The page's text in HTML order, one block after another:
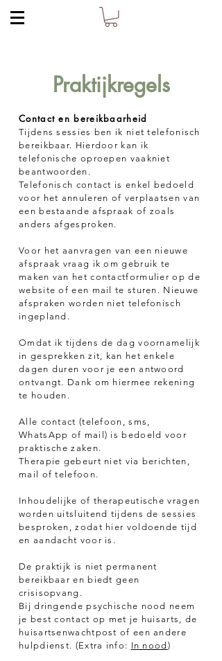
Praktijkregels
Contact en bereikbaarheid
Tijdens sessies ben ik niet telefonisch
bereikbaar. Hierdoor kan ik
telefonische oproepen vaakniet
beantwoorden.
Telefonisch contact is enkel bedoeld
voor het annuleren of verplaatsen van
een bestaande afspraak of zoals
anders afgesproken.
Voor het aanvragen van een nieuwe
afspraak vraag ik om gebruik te
maken van het contactformulier op de
website of een mail te sturen. Nieuwe
afspraken worden niet telefonisch
ingepland.
Omdat ik tijdens de dag voornamelijk
in gesprekken zit, kan het enkele
dagen duren voor je een antwoord
ontvangt. Dank om hiermee rekening
te houden.
Alle contact (telefoon, sms,
WhatsApp of mail) is bedoeld voor
praktische zaken.
Therapie gebeurt niet via berichten,
mail of telefoon.
Inhoudelijke of therapeutische vragen
worden uitsluitend tijdens de sessies
besproken, zodat hier voldoende tijd
en aandacht voor is.
De praktijk is niet permanent
bereikbaar en biedt geen
crisisopvang.
Bij dringende psychische nood neem
je best contact op met je huisarts, de
huisartsenwachtpost of een andere
hulpdienst. (Extra info: In nood )